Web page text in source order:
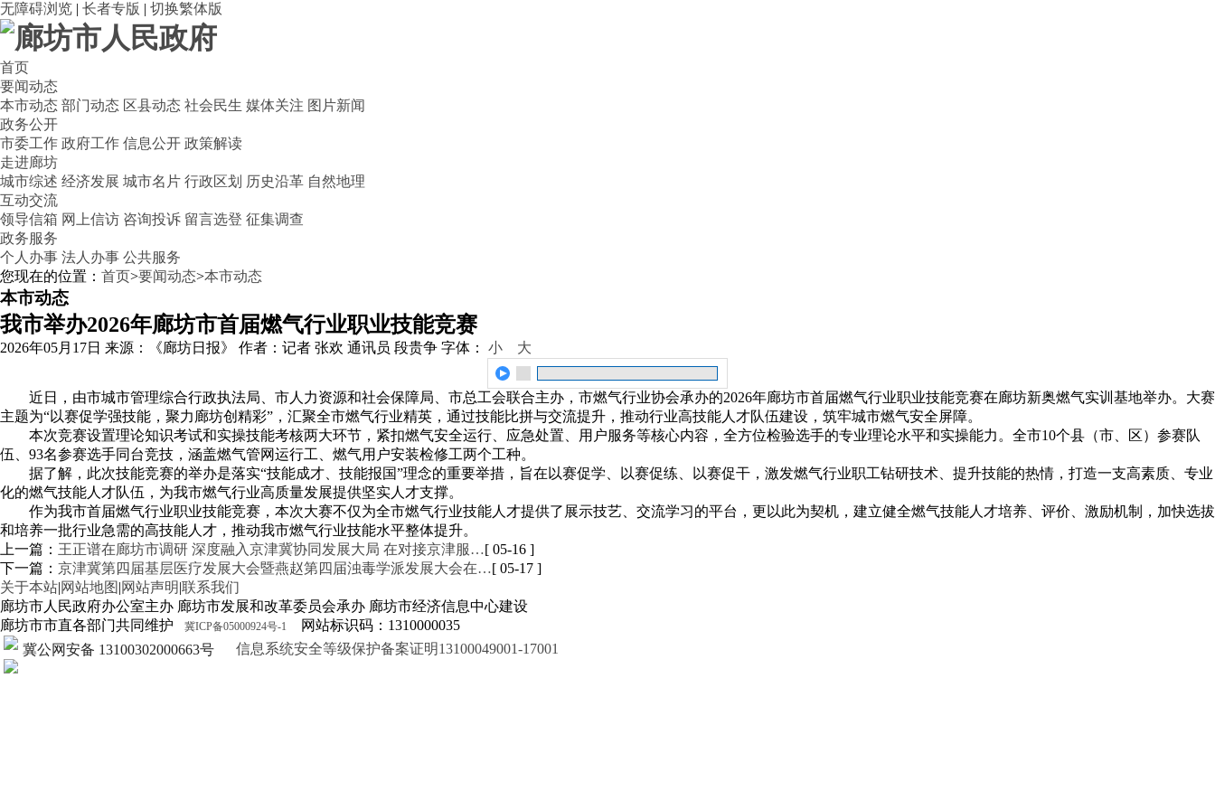
无障碍浏览 | 长者专版 | 切换繁体版
首页
要闻动态
本市动态 部门动态 区县动态 社会民生 媒体关注 图片新闻
政务公开
市委工作 政府工作 信息公开 政策解读
走进廊坊
城市综述 经济发展 城市名片 行政区划 历史沿革 自然地理
互动交流
领导信箱 网上信访 咨询投诉 留言选登 征集调查
政务服务
个人办事 法人办事 公共服务
您现在的位置： 首页>要闻动态>本市动态
本市动态
我市举办2026年廊坊市首届燃气行业职业技能竞赛
2026年05月17日 来源：《廊坊日报》 作者：记者 张欢 通讯员 段贵争 字体： 小 大
近日，由市城市管理综合行政执法局、市人力资源和社会保障局、市总工会联合主办，市燃气行业协会承办的2026年廊坊市首届燃气行业职业技能竞赛在廊坊新奥燃气实训基地举办。大赛
主题为“以赛促学强技能，聚力廊坊创精彩”，汇聚全市燃气行业精英，通过技能比拼与交流提升，推动行业高技能人才队伍建设，筑牢城市燃气安全屏障。
本次竞赛设置理论知识考试和实操技能考核两大环节，紧扣燃气安全运行、应急处置、用户服务等核心内容，全方位检验选手的专业理论水平和实操能力。全市10个县（市、区）参赛队
伍、93名参赛选手同台竞技，涵盖燃气管网运行工、燃气用户安装检修工两个工种。
据了解，此次技能竞赛的举办是落实“技能成才、技能报国”理念的重要举措，旨在以赛促学、以赛促练、以赛促干，激发燃气行业职工钻研技术、提升技能的热情，打造一支高素质、专业
化的燃气技能人才队伍，为我市燃气行业高质量发展提供坚实人才支撑。
作为我市首届燃气行业职业技能竞赛，本次大赛不仅为全市燃气行业技能人才提供了展示技艺、交流学习的平台，更以此为契机，建立健全燃气技能人才培养、评价、激励机制，加快选拔
和培养一批行业急需的高技能人才，推动我市燃气行业技能水平整体提升。
上一篇： 王正谱在廊坊市调研 深度融入京津冀协同发展大局 在对接京津服…[ 05-16 ]
下一篇： 京津冀第四届基层医疗发展大会暨燕赵第四届浊毒学派发展大会在…[ 05-17 ]
关于本站|网站地图 |网站声明|联系我们
廊坊市人民政府办公室主办 廊坊市发展和改革委员会承办 廊坊市经济信息中心建设
廊坊市市直各部门共同维护
冀ICP备05000924号-1
网站标识码：1310000035
冀公网安备 13100302000663号
信息系统安全等级保护备案证明13100049001-17001